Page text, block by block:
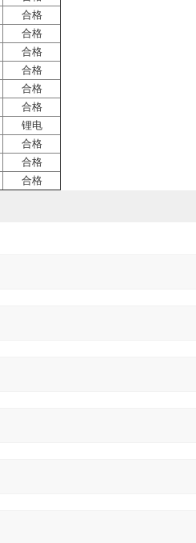
合格
合格
合格
合格
合格
合格
锂电
合格
合格
合格